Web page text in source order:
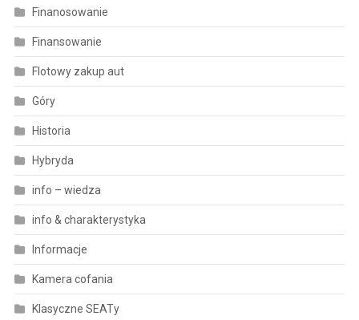
Finanosowanie
Finansowanie
Flotowy zakup aut
Góry
Historia
Hybryda
info – wiedza
info & charakterystyka
Informacje
Kamera cofania
Klasyczne SEATy